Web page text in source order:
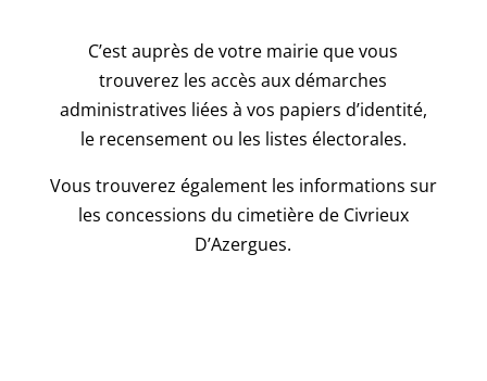
C’est auprès de votre mairie que vous
trouverez les accès aux démarches
administratives liées à vos papiers d’identité,
le recensement ou les listes électorales.
Vous trouverez également les informations sur
les concessions du cimetière de Civrieux
D’Azergues.